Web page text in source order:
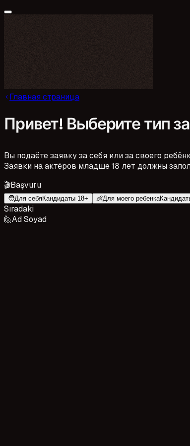
Главная страница
Привет! Выберите тип
Вы подаёте заявку за себя или за своего
Заявки на актёров младше 18 лет должны
🎬Başvuru
🧑Для себяКандидаты 18+ 👶Для моего ребенка
Sıradaki
🙋Ad Soyad